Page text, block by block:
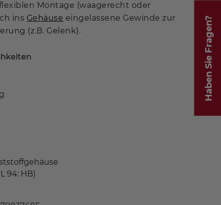
Haben Sie Fragen?
Montage (waagerecht oder
ins Gehäuse eingelassene Gewinde zur
(z.B. Gelenk).
94: HB)